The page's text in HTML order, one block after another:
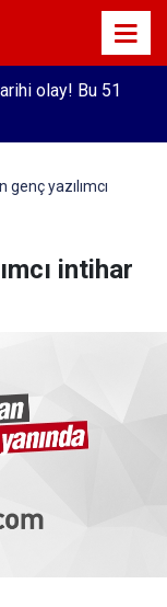
olay! Bu 51
genç yazılımcı
intihar